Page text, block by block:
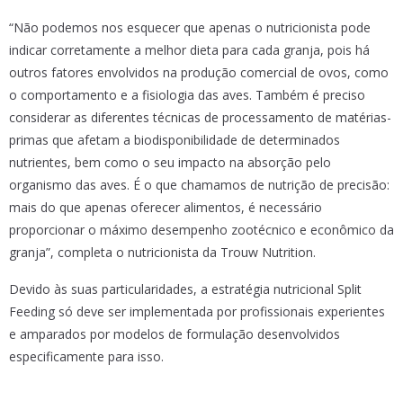
“Não podemos nos esquecer que apenas o nutricionista pode
indicar corretamente a melhor dieta para cada granja, pois há
outros fatores envolvidos na produção comercial de ovos, como
o comportamento e a fisiologia das aves. Também é preciso
considerar as diferentes técnicas de processamento de matérias-
primas que afetam a biodisponibilidade de determinados
nutrientes, bem como o seu impacto na absorção pelo
organismo das aves. É o que chamamos de nutrição de precisão:
mais do que apenas oferecer alimentos, é necessário
proporcionar o máximo desempenho zootécnico e econômico da
granja”, completa o nutricionista da Trouw Nutrition.
Devido às suas particularidades, a estratégia nutricional Split
Feeding só deve ser implementada por profissionais experientes
e amparados por modelos de formulação desenvolvidos
especificamente para isso.